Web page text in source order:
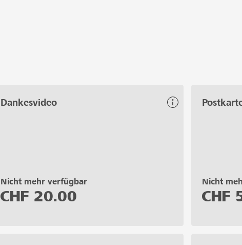
Dankesvideo
Nicht mehr verfügbar
CHF 20.00
Nicht
CHF